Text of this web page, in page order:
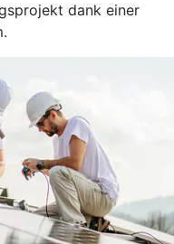
dank einer